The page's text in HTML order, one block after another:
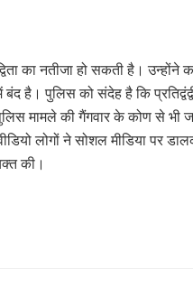
का नतीजा हो सकती है। उन्होंने
है। पुलिस को संदेह है कि
मामले की गैंगवार के कोण से भी
लोगों ने सोशल मीडिया पर
की।